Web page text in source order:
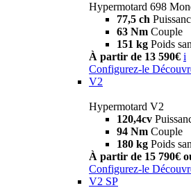
Hypermotard 698
77,5 ch
63 Nm Couple
151 kg Poids
À partir de 13 590€ i
Configurez-le
V2
Hypermotard V2
120,4cv
94 Nm Couple
180 kg Poids
À partir de 15 790€
Configurez-le
V2 SP